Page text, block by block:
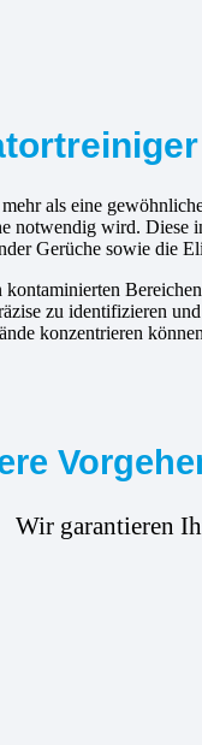
als eine
notwendig wird.
Gerüche sowie die
zu identifizieren
konzentrieren
Wir garantieren